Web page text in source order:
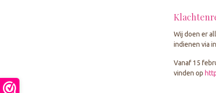
Wij doen er
indienen via
Vanaf 15
vinden op